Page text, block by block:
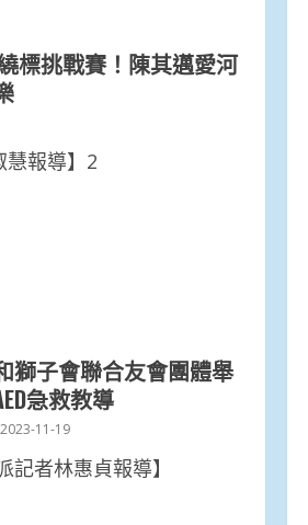
標挑戰賽！陳其邁愛河
慧報導】2
獅子會聯合友會團體舉
急救教導
2023-11-19
記者林惠貞報導】